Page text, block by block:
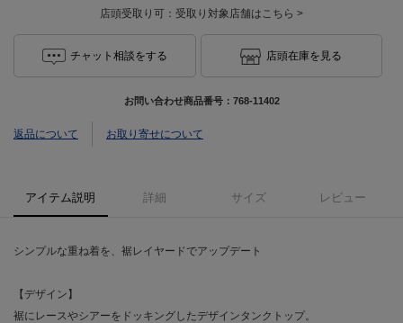
店頭受取り可： 受取り対象店舗はこちら >
チャット相談をする 店頭在庫を見る
お問い合わせ商品番号： 768-11402
返品について お取り寄せについて
アイテム説明 詳細 サイズ レビュー
シンプルな重ね着を、裾レイヤードでアップデート
【デザイン】
裾にレースやシアーをドッキングしたデザインタンクトップ。